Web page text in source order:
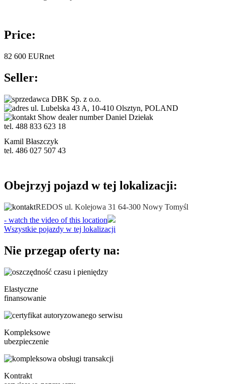
Price:
82 600 EURnet
Seller:
DBK Sp. z o.o.
ul. Lubelska 43 A, 10-410 Olsztyn, POLAND
Show dealer numberDaniel Dziełak
tel. 488 833 623 18
Kamil Błaszczyk
tel. 486 027 507 43
Obejrzyj pojazd w tej lokalizacji:
REDOS ul. Kolejowa 31 64-300 Nowy Tomyśl
- watch the video of this location
Wszystkie pojazdy w tej lokalizacji
Nie przegap oferty na:
Elastyczne
finansowanie
Kompleksowe
ubezpieczenie
Kontrakt